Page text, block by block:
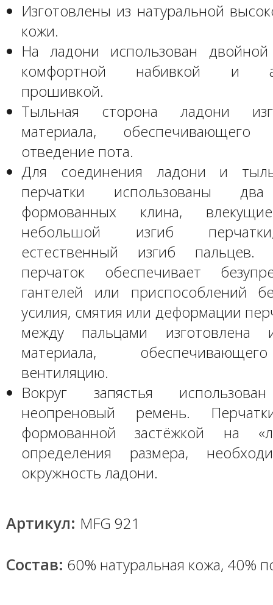
Изготовлены из натуральной
кожи.
На ладони использован
комфортной набивкой и
прошивкой.
Тыльная сторона ладони
материала, обеспечивающего
отведение пота.
Для соединения ладони и
перчатки использованы
формованных клина,
небольшой изгиб
естественный изгиб
перчаток обеспечивает
гантелей или приспособлений
усилия, смятия или деформации
между пальцами изготовлена
материала,
вентиляцию.
Вокруг запястья
неопреновый ремень.
формованной застёжкой на
определения размера,
окружность ладони.
Артикул: MFG 921
Состав: 60% натуральная кoжa, 40%